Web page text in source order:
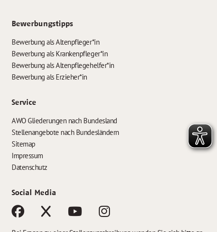
Bewerbungstipps
Bewerbung als Altenpfleger*in
Bewerbung als Krankenpfleger*in
Bewerbung als Altenpflegehelfer*in
Bewerbung als Erzieher*in
Service
AWO Gliederungen nach Bundesland
Stellenangebote nach Bundesländern
Sitemap
Impressum
Datenschutz
Social Media